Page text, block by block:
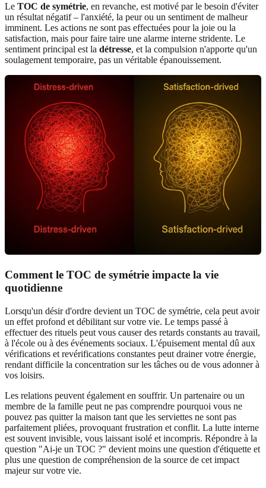
Le TOC de symétrie, en revanche, est motivé par le besoin d'éviter
un résultat négatif – l'anxiété, la peur ou un sentiment de malheur
imminent. Les actions ne sont pas effectuées pour la joie ou la
satisfaction, mais pour faire taire une alarme interne stridente. Le
sentiment principal est la détresse, et la compulsion n'apporte qu'un
soulagement temporaire, pas un véritable épanouissement.
Comment le TOC de symétrie impacte la vie
quotidienne
Lorsqu'un désir d'ordre devient un TOC de symétrie, cela peut avoir
un effet profond et débilitant sur votre vie. Le temps passé à
effectuer des rituels peut vous causer des retards constants au travail,
à l'école ou à des événements sociaux. L'épuisement mental dû aux
vérifications et revérifications constantes peut drainer votre énergie,
rendant difficile la concentration sur les tâches ou de vous adonner à
vos loisirs.
Les relations peuvent également en souffrir. Un partenaire ou un
membre de la famille peut ne pas comprendre pourquoi vous ne
pouvez pas quitter la maison tant que les serviettes ne sont pas
parfaitement pliées, provoquant frustration et conflit. La lutte interne
est souvent invisible, vous laissant isolé et incompris. Répondre à la
question "Ai-je un TOC ?" devient moins une question d'étiquette et
plus une question de compréhension de la source de cet impact
majeur sur votre vie.